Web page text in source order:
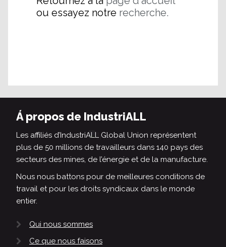
ou essayez notre recherche.
Á propos de IndustriALL
Les affiliés d’IndustriALL Global Union représentent
plus de 50 millions de travailleurs dans 140 pays des
secteurs des mines, de l’énergie et de la manufacture.
Nous nous battons pour de meilleures conditions de
travail et pour les droits syndicaux dans le monde
entier.
Qui nous sommes
Ce que nous faisons